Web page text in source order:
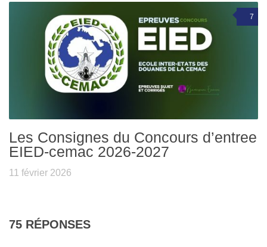
7
Les Consignes du Concours d’entree
EIED-cemac 2026-2027
11 février 2026
75 RÉPONSES